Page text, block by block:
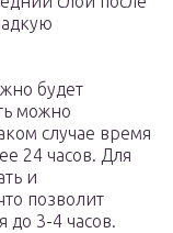
будет
можно
случае время
24 часов. Для
и
позволит
до 3-4 часов.